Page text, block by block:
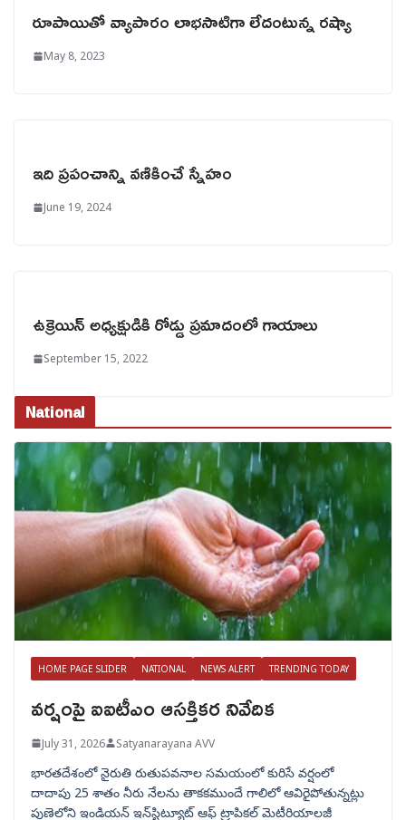
రూపాయితో వ్యాపారం లాభసాటిగా లేదంటున్న రష్యా
May 8, 2023
ఇది ప్రపంచాన్ని వణికించే స్నేహం
June 19, 2024
ఉక్రెయిన్‌ అధ్యక్షుడికి రోడ్డు ప్రమాదంలో గాయాలు
September 15, 2022
National
HOME PAGE SLIDER NATIONAL NEWS ALERT TRENDING TODAY
వర్షంపై ఐఐటీఎం ఆసక్తికర నివేదిక
July 31, 2026 Satyanarayana AVV
భారతదేశంలో నైరుతి రుతుపవనాల సమయంలో కురిసే వర్షంలో
దాదాపు 25 శాతం నీరు నేలను తాకకముందే గాలిలో ఆవిరైపోతున్నట్లు
పుణెలోని ఇండియన్ ఇన్‌స్టిట్యూట్ ఆఫ్ ట్రాపికల్ మెటీరియాలజీ